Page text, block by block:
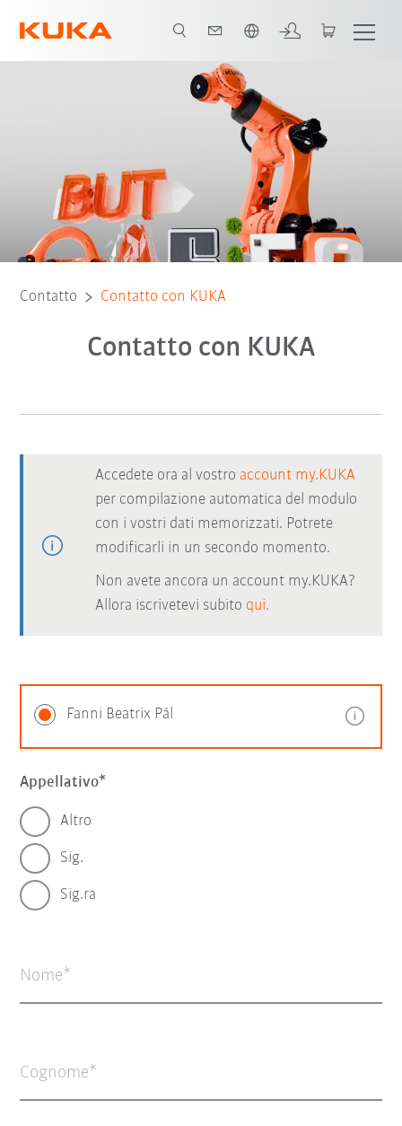
Contatto Contatto con KUKA
Contatto con KUKA
Accedete ora al vostro account my.KUKA
per compilazione automatica del modulo
con i vostri dati memorizzati. Potrete
modificarli in un secondo momento.
Non avete ancora un account my.KUKA?
Allora iscrivetevi subito qui.
Fanni Beatrix Pál
Appellativo
Altro
Sig.
Sig.ra
Nome
Cognome